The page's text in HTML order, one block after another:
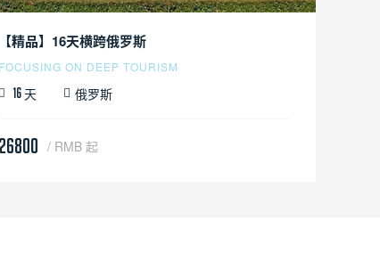
【精品】16天横跨俄罗斯
FOCUSING ON DEEP TOURISM
16 天 俄罗斯
26800 / RMB 起